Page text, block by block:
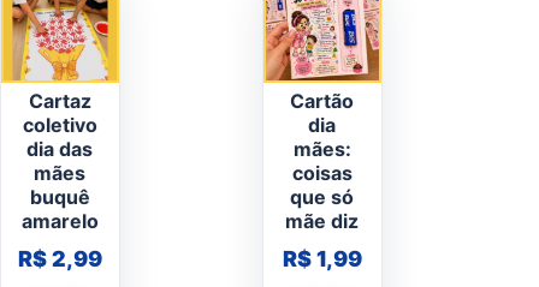
Cartaz
coletivo
dia das
mães
buquê
amarelo
R$2,99
Cartão
dia
mães:
coisas
que só
mãe diz
R$1,99